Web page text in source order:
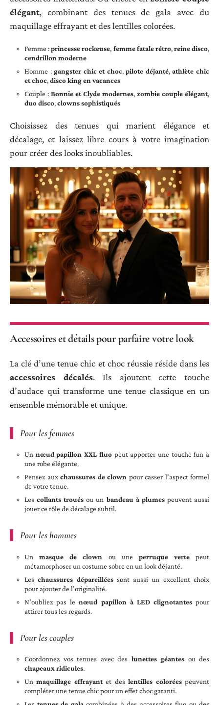
élégant, combinant des tenues de gala avec du
maquillage effrayant et des lentilles colorées.
Femme :princesse rockeuse, femme fatale rétro,reine disco,
cendrillon moderne
Homme :gangster chic et choc,pilote déjanté,athlète chic
et choc,disco king en vacances
Couple : Bonnie et Clyde modernes, zombie couple élégant,
duo disco,clowns sophistiqués
Choisissez des tenues qui marient élégance et
décalage, et laissez libre cours à votre imagination
pour créer des looks inoubliables.
Accessoires et détails pour parfaire votre look
La clé d’une tenue chic et choc réussie réside dans les
accessoires décalés. Ils ajoutent cette touche
d’audace qui transforme une tenue classique en un
ensemble mémorable et unique.
Pour les femmes
Un nœud papillon XXL fluopeut apporter une touche fun à
une robe élégante.
Pensez aux chaussures de clown pour casser l’aspect formel
de votre tenue.
Lescollants troués ou un bandeau à plumespeuvent aussi
jouer ce rôle de décalage subtil.
Pour les hommes
Unmasque de clown ou une perruque vertepeut
métamorphoser un costume sobre en un look déjanté.
Leschaussures dépareilléessont aussi un excellent choix
pour ajouter de l’originalité.
N’oubliez pas lenœud papillon à LED clignotantespour
attirer tous les regards.
Pour les couples
Coordonnez vos tenues avec des lunettes géantes ou des
chapeaux ridicules.
Unmaquillage effrayantet deslentilles coloréespeuvent
compléter une tenue chic pour un effet choc garanti.